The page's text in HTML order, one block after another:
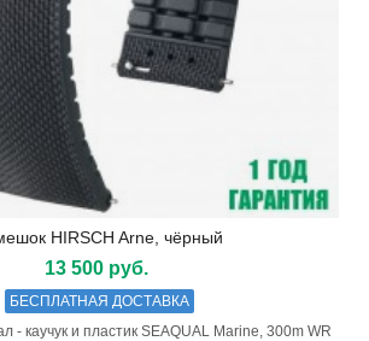
HIRSCH Arne, чёрный
13 500 руб.
БЕСПЛАТНАЯ ДОСТАВКА
- каучук и пластик SEAQUAL Marine, 300m WR